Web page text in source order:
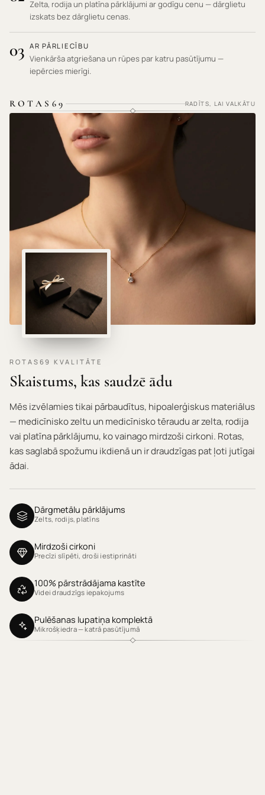
Zelta, rodija un platīna pārklājumi ar godīgu cenu — dārglietu
izskats bez dārglietu cenas.
03 AR PĀRLIECĪBU
Vienkārša atgriešana un rūpes par katru pasūtījumu —
iepērcies mierīgi.
ROTAS69 RADĪTS, LAI VALKĀTU
ROTAS69 KVALITĀTE
Skaistums, kas saudzē ādu
Mēs izvēlamies tikai pārbaudītus, hipoalerģiskus materiālus
— medicīnisko zeltu un medicīnisko tēraudu ar zelta, rodija
vai platīna pārklājumu, ko vainago mirdzoši cirkoni. Rotas,
kas saglabā spožumu ikdienā un ir draudzīgas pat ļoti jutīgai
ādai.
Dārgmetālu pārklājums
Zelts, rodijs, platīns
Mirdzoši cirkoni
Precīzi slīpēti, droši iestiprināti
100% pārstrādājama kastīte
Videi draudzīgs iepakojums
Pulēšanas lupatiņa komplektā
Mikrošķiedra — katrā pasūtījumā